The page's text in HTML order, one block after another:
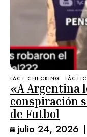
FACT CHECKING
«A Argentina
conspiración
de Futbol
julio 24, 2026 |